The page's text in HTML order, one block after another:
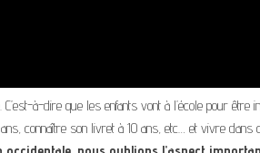
à-dire que les enfants vont à l’école pour être
connaître son livret à 10 ans, etc… et vivre dans